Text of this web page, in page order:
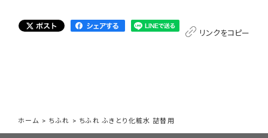
リンクをコピー
ホーム > ちふれ > ちふれ ふきとり化粧水 詰替用